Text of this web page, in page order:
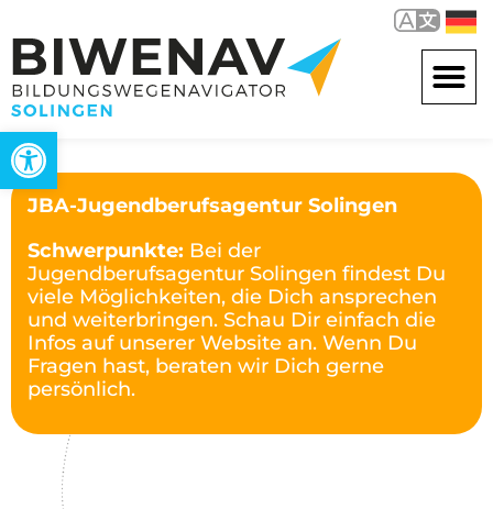
Werkzeugleiste öffnen
JBA-Jugendberufsagentur Solingen
Schwerpunkte: Bei der
Jugendberufsagentur Solingen findest Du
viele Möglichkeiten, die Dich ansprechen
und weiterbringen. Schau Dir einfach die
Infos auf unserer Website an. Wenn Du
Fragen hast, beraten wir Dich gerne
persönlich.